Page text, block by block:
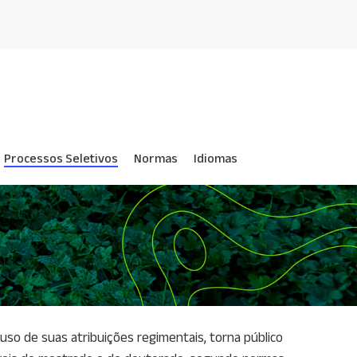
Processos Seletivos Normas Idiomas
de suas atribuições regimentais, torna público